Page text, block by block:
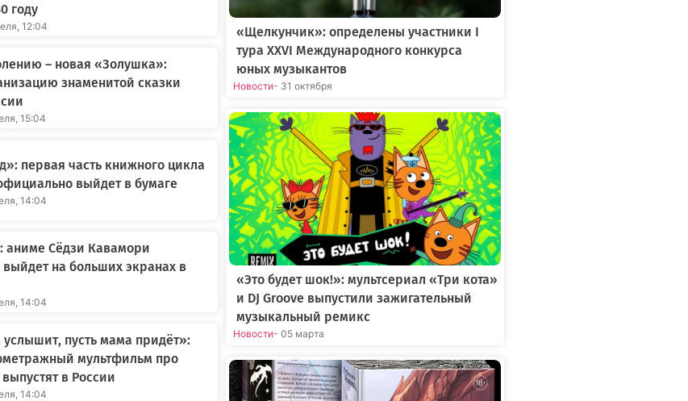
году
12:04
– новая «Золушка»:
знаменитой сказки
15:04
первая часть книжного цикла
выйдет в бумаге
14:04
аниме Сёдзи Кавамори
на больших экранах в
14:04
пусть мама придёт»:
мультфильм про
в России
14:04
«Щелкунчик»: определены участники I
тура XXVI Международного конкурса
юных музыкантов
Новости- 31 октября
«Это будет шок!»: мультсериал «Три кота»
и DJ Groove выпустили зажигательный
музыкальный ремикс
Новости- 05 марта